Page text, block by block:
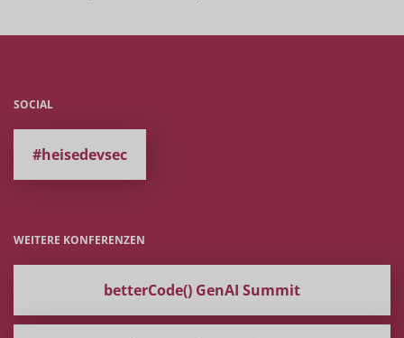
SOCIAL
#heisedevsec
WEITERE KONFERENZEN
betterCode() GenAI Summit